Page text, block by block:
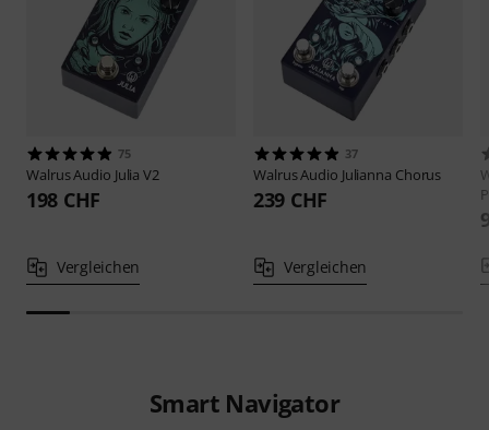
75
Walrus Audio Julia V2
198 CHF
Vergleichen
37
Walrus Audio Julianna Chorus
239 CHF
Vergleichen
Smart Navigator